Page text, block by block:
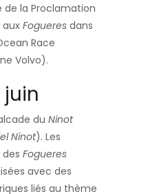
de la Proclamation
Fogueres dans
Race
Volvo).
du Ninot
Ninot). Les
Fogueres
avec des
liés au thème